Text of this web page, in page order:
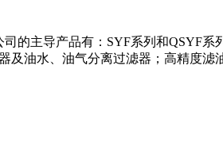
的主导产品有：SYF系列和QSYF系
油水、油气分离过滤器；高精度滤